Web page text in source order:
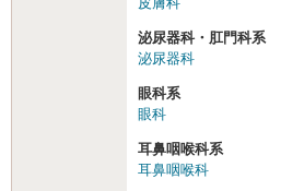
泌尿器科・肛門科系
泌尿器科
眼科系
眼科
耳鼻咽喉科系
耳鼻咽喉科